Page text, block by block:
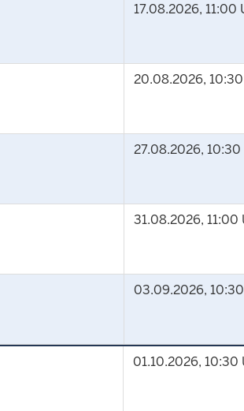
17.08.2026, 11:00
20.08.2026,
27.08.2026, 10:30
31.08.2026, 11:00
03.09.2026,
01.10.2026, 10:30